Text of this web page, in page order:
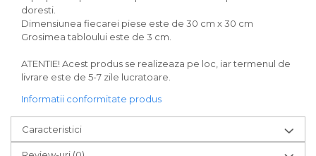
doresti.
Dimensiunea fiecarei piese este de 30 cm x 30 cm
Grosimea tabloului este de 3 cm.
ATENTIE! Acest produs se realizeaza pe loc, iar termenul de
livrare este de 5-7 zile lucratoare.
Informatii conformitate produs
Caracteristici